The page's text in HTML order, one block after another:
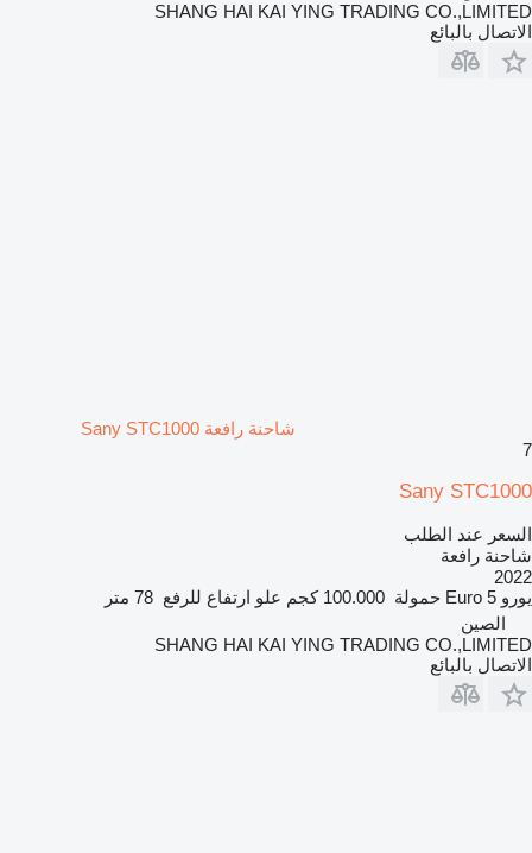
SHANG HAI KAI YING TRADING CO.,LIMITED
الاتصال بالبائع
شاحنة رافعة Sany STC1000
7
Sany STC1000
السعر عند الطلب
شاحنة رافعة
2022
يورو Euro 5 حمولة 100.000 كجم علو ارتفاع للرفع 78 متر
الصين
SHANG HAI KAI YING TRADING CO.,LIMITED
الاتصال بالبائع